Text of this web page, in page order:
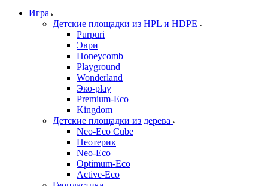
Игра
Детские площадки из HPL и HDPE
Purpuri
Эври
Honeycomb
Playground
Wonderland
Эко-play
Premium-Eco
Kingdom
Детские площадки из дерева
Neo-Eco Cube
Неотерик
Neo-Eco
Оptimum-Еco
Active-Eco